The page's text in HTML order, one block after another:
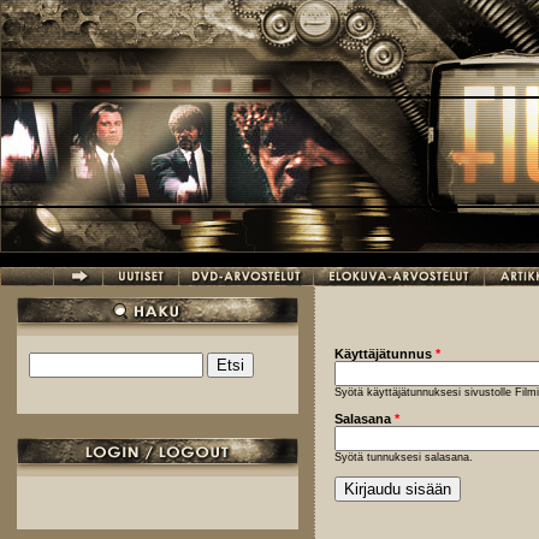
Hyppää pääsisältöön
Hakulomake
Käyttäjätunnus *
Syötä käyttäjätunnuksesi sivustolle
Salasana *
Syötä tunnuksesi salasana.